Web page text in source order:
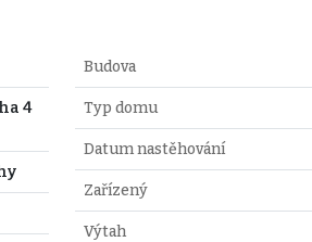
4
Budova
Typ domu
Datum nastěhování
Zařízený
Výtah